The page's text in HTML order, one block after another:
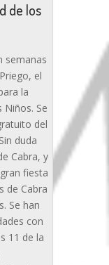
de los
semanas
el
la
Niños. Se
del
duda
Cabra, y
fiesta
de Cabra
Se han
con
11 de la